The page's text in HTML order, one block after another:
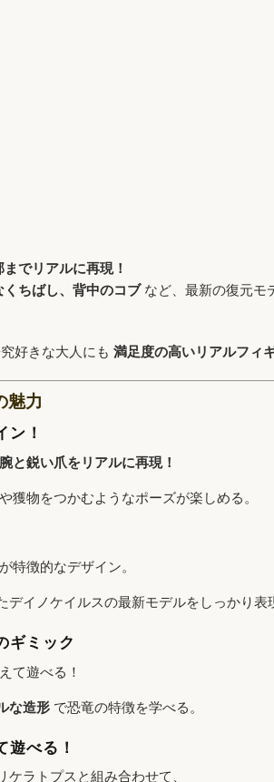
でリアルに再現！
ちばし、背中のコブなど、最新の復元モ
好きな大人にも 満足度の高いリアルフィ
魅力
！
と鋭い爪をリアルに再現！
獲物をつかむようなポーズが楽しめる。
特徴的なデザイン。
イノケイルスの最新モデルをしっかり表
ギミック
て遊べる！
な造形 で恐竜の特徴を学べる。
べる！
ラトプスと組み合わせて、